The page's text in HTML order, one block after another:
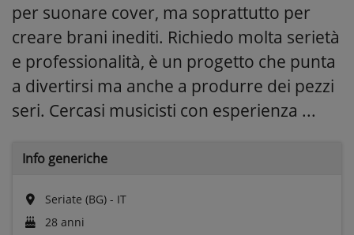
per suonare cover, ma soprattutto per
creare brani inediti. Richiedo molta serietà
e professionalità, è un progetto che punta
a divertirsi ma anche a produrre dei pezzi
seri. Cercasi musicisti con esperienza ...
Info generiche
Seriate (BG) - IT
28 anni